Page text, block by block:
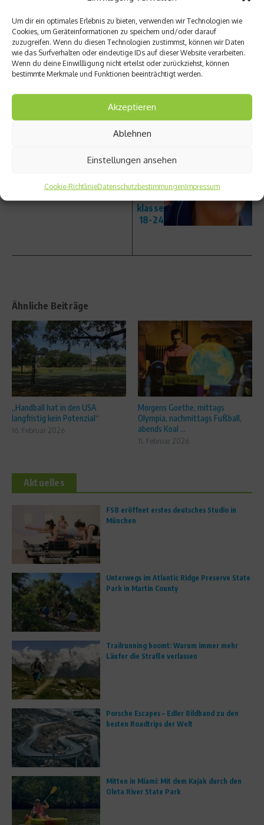
Um dir ein optimales Erlebnis zu bieten, verwenden wir Technologien wie
Cookies, um Geräteinformationen zu speichern und/oder darauf
zuzugreifen. Wenn du diesen Technologien zustimmst, können wir Daten
wie das Surfverhalten oder eindeutige IDs auf dieser Website verarbeiten.
Wenn du deine Einwillligung nicht erteilst oder zurückziehst, können
bestimmte Merkmale und Funktionen beeinträchtigt werden.
Akzeptieren
Ablehnen
Einstellungen ansehen
Cookie-RichtlinieDatenschutzbestimmungenImpressum
vorheriger Beitrag
Deutsc
hlanda
steht
Finale
Nächster Beitrag
ert
n 70.3
der
klasse
18-24
Ähnliche Beiträge
„Handball hat in den USA
langfristig kein Potenzial“
16. Februar 2026
Morgens Goethe, mittags
Olympia, nachmittags Fußball,
abends Koal ...
11. Februar 2026
Aktuelles
FS8 eröffnet erstes deutsches Studio in
München
Unterwegs im Atlantic Ridge Preserve State
Park in Martin County
Trailrunning boomt: Warum immer mehr
Läufer die Straße verlassen
Porsche Escapes – Edler Bildband zu den
besten Roadtrips der Welt
Mitten in Miami: Mit dem Kajak durch den
Oleta River State Park